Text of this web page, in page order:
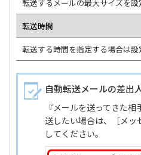
転送するメールの最大サイズを設
転送時間
転送する時間を指定する場合は設
自動転送メールの差出
『メールを送ってきた
送したい場合は、［メ
してください。